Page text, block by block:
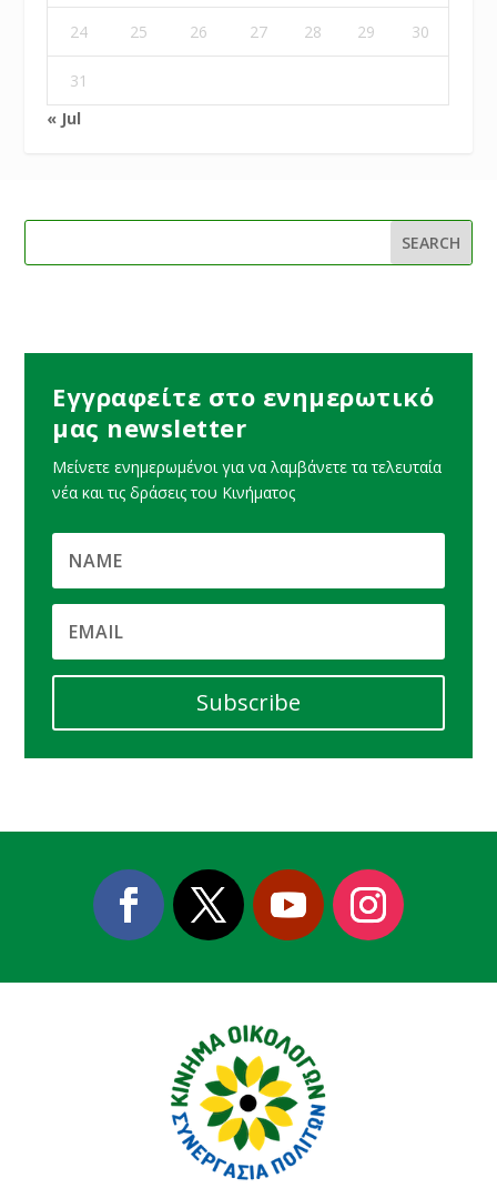
24 25 26 27 28 29 30
31
« Jul
Εγγραφείτε στο ενημερωτικό
μας newsletter
Μείνετε ενημερωμένοι για να λαμβάνετε τα τελευταία
νέα και τις δράσεις του Κινήματος
Subscribe